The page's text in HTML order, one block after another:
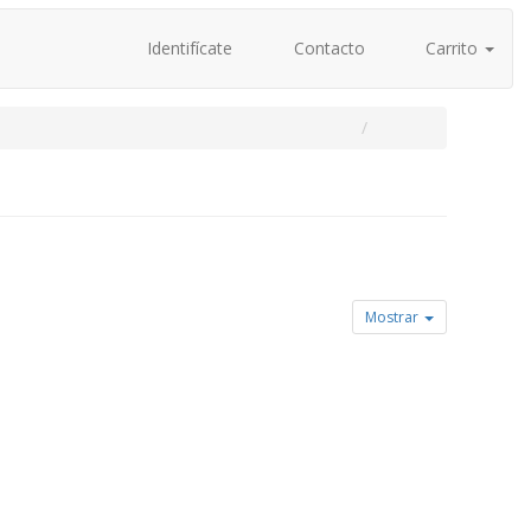
Identifícate Contacto Carrito
Mostrar